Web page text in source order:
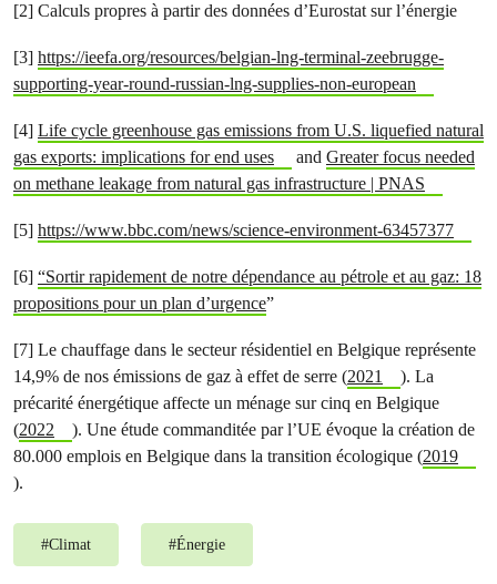
[2] Calculs propres à partir des données d’Eurostat sur l’énergie
[3] https://ieefa.org/resources/belgian-lng-terminal-zeebrugge-
supporting-year-round-russian-lng-supplies-non-european
[4] Life cycle greenhouse gas emissions from U.S. liquefied natural
gas exports: implications for end uses
and Greater focus needed
on methane leakage from natural gas infrastructure | PNAS
[5] https://www.bbc.com/news/science-environment-63457377
[6] “Sortir rapidement de notre dépendance au pétrole et au gaz: 18
propositions pour un plan d’urgence”
[7] Le chauffage dans le secteur résidentiel en Belgique représente
14,9% de nos émissions de gaz à effet de serre (2021
). La
précarité énergétique affecte un ménage sur cinq en Belgique
(2022
). Une étude commanditée par l’UE évoque la création de
80.000 emplois en Belgique dans la transition écologique (2019
).
#Climat #Énergie